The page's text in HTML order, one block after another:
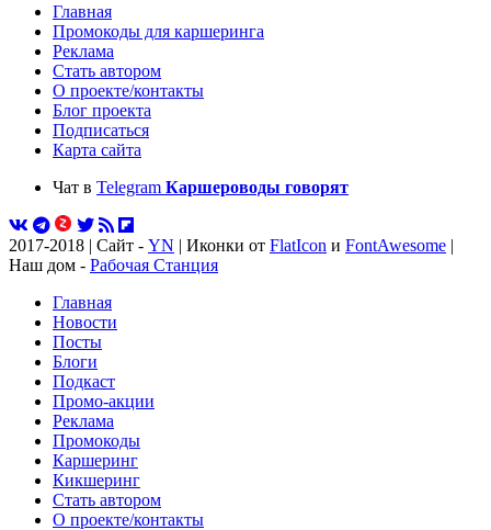
Главная
Промокоды для каршеринга
Реклама
Стать автором
О проекте/контакты
Блог проекта
Подписаться
Карта сайта
Чат в Telegram Каршероводы говорят
2017-2018 | Сайт - YN | Иконки от FlatIcon и FontAwesome |
Наш дом - Рабочая Станция
Главная
Новости
Посты
Блоги
Подкаст
Промо-акции
Реклама
Промокоды
Каршеринг
Кикшеринг
Стать автором
О проекте/контакты